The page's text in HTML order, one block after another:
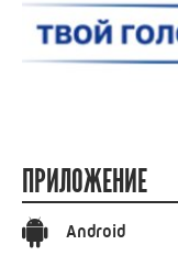
ПРИЛОЖЕНИЕ
Android